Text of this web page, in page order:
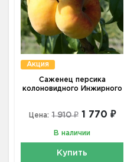
Акция
Саженец персика
колоновидного Инжирного
Цена: 1 910 ₽ 1 770 ₽
В наличии
Купить